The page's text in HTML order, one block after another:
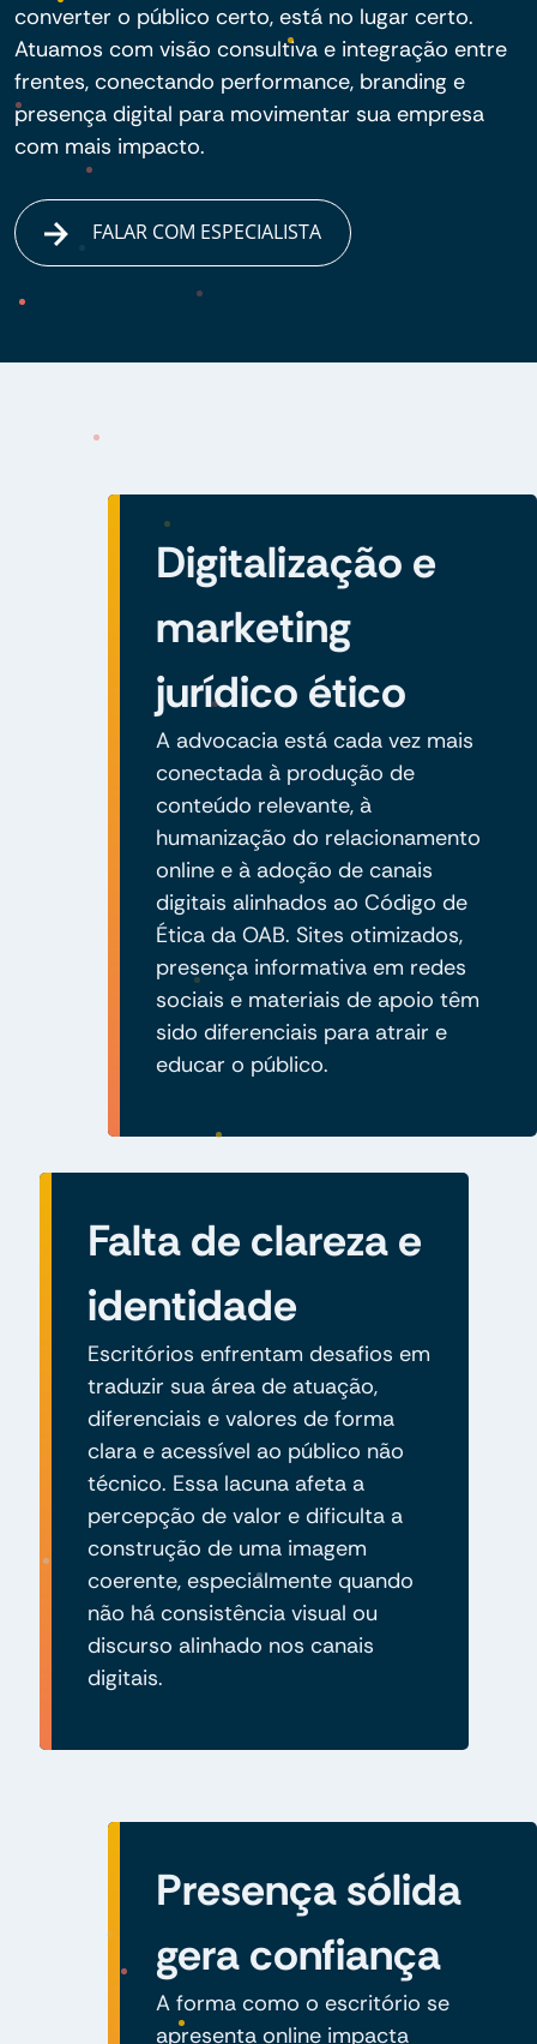
converter o público certo, está no lugar certo.
Atuamos com visão consultiva e integração entre
frentes, conectando performance, branding e
presença digital para movimentar sua empresa
com mais impacto.
FALAR COM ESPECIALISTA
Digitalização e
marketing
jurídico ético
A advocacia está cada vez mais
conectada à produção de
conteúdo relevante, à
humanização do relacionamento
online e à adoção de canais
digitais alinhados ao Código de
Ética da OAB. Sites otimizados,
presença informativa em redes
sociais e materiais de apoio têm
sido diferenciais para atrair e
educar o público.
Falta de clareza e
identidade
Escritórios enfrentam desafios em
traduzir sua área de atuação,
diferenciais e valores de forma
clara e acessível ao público não
técnico. Essa lacuna afeta a
percepção de valor e dificulta a
construção de uma imagem
coerente, especialmente quando
não há consistência visual ou
discurso alinhado nos canais
digitais.
Presença sólida
gera confiança
A forma como o escritório se
apresenta online impacta